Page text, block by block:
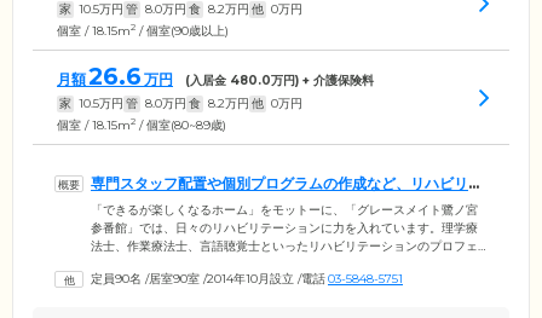
家 10.5万円 管 8.0万円 食 8.2万円 他 0万円
個室 / 18.15m2 / 個室(90歳以上)
月額26.6 万円 (入居金 480.0万円) + 介護保険料
家 10.5万円 管 8.0万円 食 8.2万円 他 0万円
個室 / 18.15m2 / 個室(80~89歳)
専門スタッフ配置や個別プログラムの作成など、リハビリに
注力しています
「できるが楽しくなるホーム」をモットーに、「グレースメイト鷺ノ宮
参番館」では、日々のリハビリテーションに力を入れています。理学療
法士、作業療法士、言語聴覚士といったリハビリテーションのプロフェ
おひとりの身体状況や生活スタイルに合わせた、個別のアプローチを大
定員90名 /居室90室 /2014年10月設立 /電話03-5848-5751